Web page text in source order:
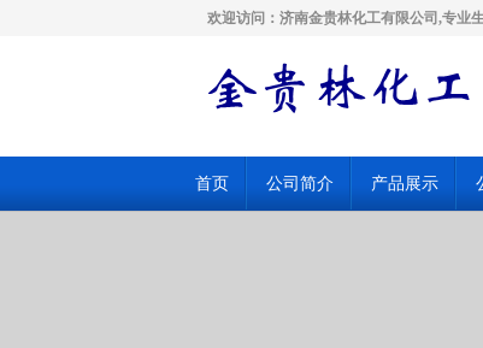
欢迎访问：济南金贵林化工有限公司,专业
首页 公司简介 产品展示